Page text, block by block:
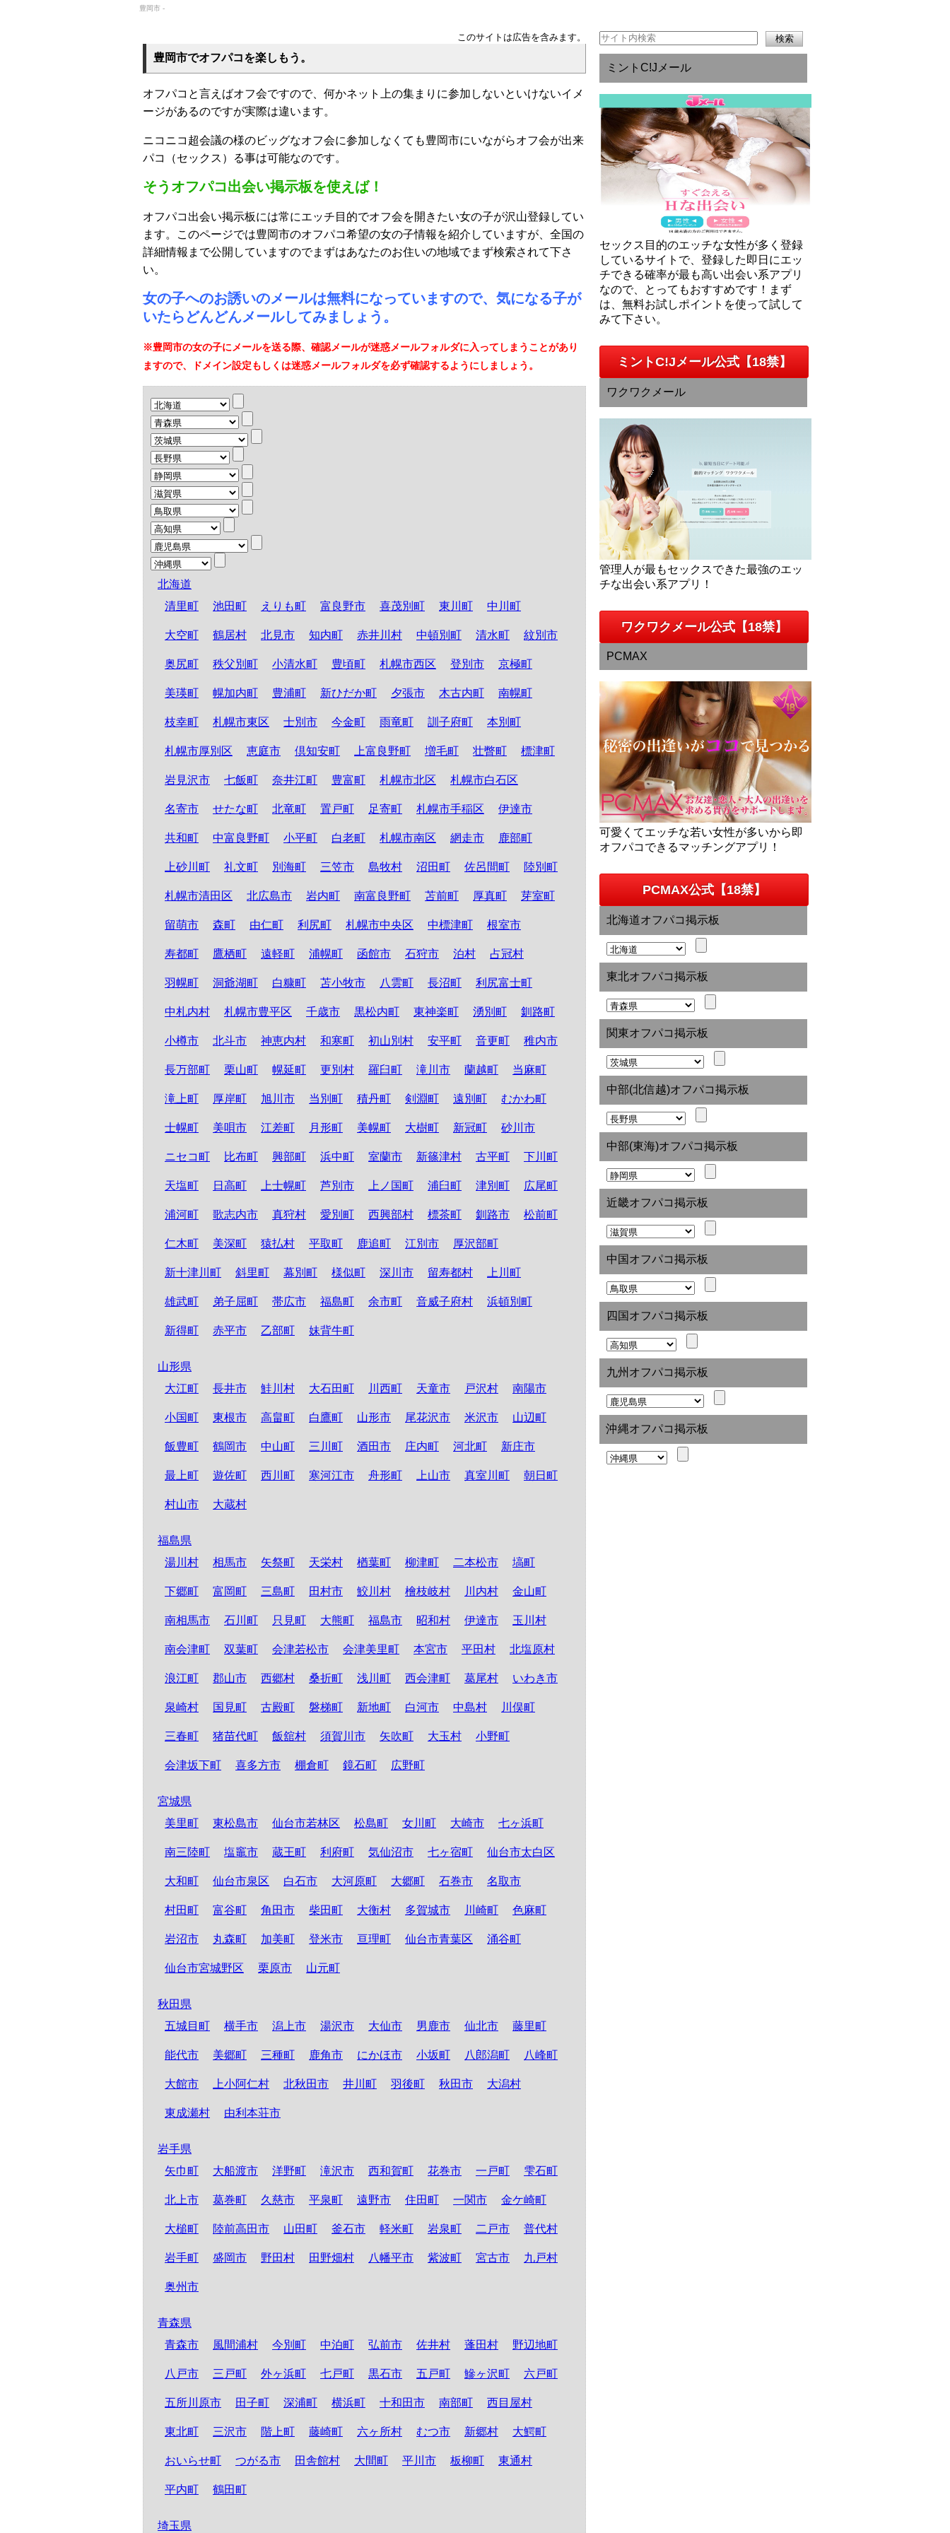
豊岡市 -
このサイトは広告を含みます。
豊岡市でオフパコを楽しもう。
オフパコと言えばオフ会ですので、何かネット上の集まりに参加しないといけないイメ
ージがあるのですが実際は違います。
ニコニコ超会議の様のビッグなオフ会に参加しなくても豊岡市にいながらオフ会が出来
パコ（セックス）る事は可能なのです。
そうオフパコ出会い掲示板を使えば！
オフパコ出会い掲示板には常にエッチ目的でオフ会を開きたい女の子が沢山登録してい
ます。このページでは豊岡市のオフパコ希望の女の子情報を紹介していますが、全国の
詳細情報まで公開していますのでまずはあなたのお住いの地域でまず検索されて下さ
い。
女の子へのお誘いのメールは無料になっていますので、気になる子が
いたらどんどんメールしてみましょう。
※豊岡市の女の子にメールを送る際、確認メールが迷惑メールフォルダに入ってしまうことがあり
ますので、ドメイン設定もしくは迷惑メールフォルダを必ず確認するようにしましょう。
北海道
清里町
池田町 えりも町 富良野市 喜茂別町 東川町 中川町
大空町 鶴居村 北見市 知内町 赤井川村 中頓別町 清水町 紋別市
奥尻町 秩父別町 小清水町 豊頃町 札幌市西区 登別市 京極町
美瑛町 幌加内町 豊浦町 新ひだか町 夕張市 木古内町 南幌町
枝幸町 札幌市東区 士別市 今金町 雨竜町 訓子府町 本別町
札幌市厚別区 恵庭市 倶知安町 上富良野町 増毛町 壮瞥町 標津町
岩見沢市 七飯町 奈井江町 豊富町 札幌市北区 札幌市白石区
名寄市 せたな町 北竜町 置戸町 足寄町 札幌市手稲区 伊達市
共和町 中富良野町 小平町 白老町 札幌市南区 網走市 鹿部町
上砂川町 礼文町 別海町 三笠市 島牧村 沼田町 佐呂間町 陸別町
札幌市清田区 北広島市 岩内町 南富良野町 苫前町 厚真町 芽室町
留萌市 森町 由仁町 利尻町 札幌市中央区 中標津町 根室市
寿都町 鷹栖町 遠軽町 浦幌町 函館市 石狩市 泊村 占冠村
羽幌町 洞爺湖町 白糠町 苫小牧市 八雲町 長沼町 利尻富士町
中札内村 札幌市豊平区 千歳市 黒松内町 東神楽町 湧別町 釧路町
小樽市 北斗市 神恵内村 和寒町 初山別村 安平町 音更町 稚内市
長万部町 栗山町 幌延町 更別村 羅臼町 滝川市 蘭越町 当麻町
滝上町 厚岸町 旭川市 当別町 積丹町 剣淵町 遠別町 むかわ町
士幌町 美唄市 江差町 月形町 美幌町 大樹町 新冠町 砂川市
ニセコ町 比布町 興部町 浜中町 室蘭市 新篠津村 古平町 下川町
天塩町 日高町 上士幌町 芦別市 上ノ国町 浦臼町 津別町 広尾町
浦河町 歌志内市 真狩村 愛別町 西興部村 標茶町 釧路市 松前町
仁木町 美深町 猿払村 平取町 鹿追町 江別市 厚沢部町
新十津川町 斜里町 幕別町 様似町 深川市 留寿都村 上川町
雄武町 弟子屈町 帯広市 福島町 余市町 音威子府村 浜頓別町
新得町 赤平市 乙部町 妹背牛町
山形県
大江町
長井市 鮭川村 大石田町 川西町 天童市 戸沢村 南陽市
小国町 東根市 高畠町 白鷹町 山形市 尾花沢市 米沢市 山辺町
飯豊町 鶴岡市 中山町 三川町 酒田市 庄内町 河北町 新庄市
最上町 遊佐町 西川町 寒河江市 舟形町 上山市 真室川町 朝日町
村山市 大蔵村
福島県
湯川村
相馬市 矢祭町 天栄村 楢葉町 柳津町 二本松市 塙町
下郷町 富岡町 三島町 田村市 鮫川村 檜枝岐村 川内村 金山町
南相馬市 石川町 只見町 大熊町 福島市 昭和村 伊達市 玉川村
南会津町 双葉町 会津若松市 会津美里町 本宮市 平田村 北塩原村
浪江町 郡山市 西郷村 桑折町 浅川町 西会津町 葛尾村 いわき市
泉崎村 国見町 古殿町 磐梯町 新地町 白河市 中島村 川俣町
三春町 猪苗代町 飯舘村 須賀川市 矢吹町 大玉村 小野町
会津坂下町 喜多方市 棚倉町 鏡石町 広野町
宮城県
美里町
東松島市 仙台市若林区 松島町 女川町 大崎市 七ヶ浜町
南三陸町 塩竈市 蔵王町 利府町 気仙沼市 七ヶ宿町 仙台市太白区
大和町 仙台市泉区 白石市 大河原町 大郷町 石巻市 名取市
村田町 富谷町 角田市 柴田町 大衡村 多賀城市 川崎町 色麻町
岩沼市 丸森町 加美町 登米市 亘理町 仙台市青葉区 涌谷町
仙台市宮城野区 栗原市 山元町
秋田県
五城目町
横手市 潟上市 湯沢市 大仙市 男鹿市 仙北市 藤里町
能代市 美郷町 三種町 鹿角市 にかほ市 小坂町 八郎潟町 八峰町
大館市 上小阿仁村 北秋田市 井川町 羽後町 秋田市 大潟村
東成瀬村 由利本荘市
岩手県
矢巾町
大船渡市 洋野町 滝沢市 西和賀町 花巻市 一戸町 雫石町
北上市 葛巻町 久慈市 平泉町 遠野市 住田町 一関市 金ケ崎町
大槌町 陸前高田市 山田町 釜石市 軽米町 岩泉町 二戸市 普代村
岩手町 盛岡市 野田村 田野畑村 八幡平市 紫波町 宮古市 九戸村
奥州市
青森県
青森市
風間浦村 今別町 中泊町 弘前市 佐井村 蓬田村 野辺地町
八戸市 三戸町 外ヶ浜町 七戸町 黒石市 五戸町 鰺ヶ沢町 六戸町
五所川原市 田子町 深浦町 横浜町 十和田市 南部町 西目屋村
東北町 三沢市 階上町 藤崎町 六ヶ所村 むつ市 新郷村 大鰐町
おいらせ町 つがる市 田舎館村 大間町 平川市 板柳町 東通村
平内町 鶴田町
埼玉県
ミントC!Jメール
セックス目的のエッチな女性が多く登録
しているサイトで、登録した即日にエッ
チできる確率が最も高い出会い系アプリ
なので、とってもおすすめです！まず
は、無料お試しポイントを使って試して
みて下さい。
ミントC!Jメール公式【18禁】
ワクワクメール
管理人が最もセックスできた最強のエッ
チな出会い系アプリ！
ワクワクメール公式【18禁】
PCMAX
可愛くてエッチな若い女性が多いから即
オフパコできるマッチングアプリ！
PCMAX公式【18禁】
北海道オフパコ掲示板
東北オフパコ掲示板
関東オフパコ掲示板
中部(北信越)オフパコ掲示板
中部(東海)オフパコ掲示板
近畿オフパコ掲示板
中国オフパコ掲示板
四国オフパコ掲示板
九州オフパコ掲示板
沖縄オフパコ掲示板